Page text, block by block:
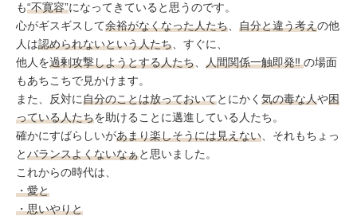
も“不寛容”になってきていると思うのです。
心がギスギスして余裕がなくなった人たち 自分と違う考えの他
人は認められないという人たち 、すぐに、
他人を過剰攻撃しようとする人たち 人間関係一触即発‼︎の場面
もあちこちで見かけます。
また、反対に自分のことは放っておいてとにかく 気の毒な人や困
っている人たちを助けることに邁進している人たち。
確かにすばらしいがあまり楽しそうには見えない 、それもちょっ
とバランスよくないなぁと思いました。
これからの時代は、
・愛と
・思いやりと